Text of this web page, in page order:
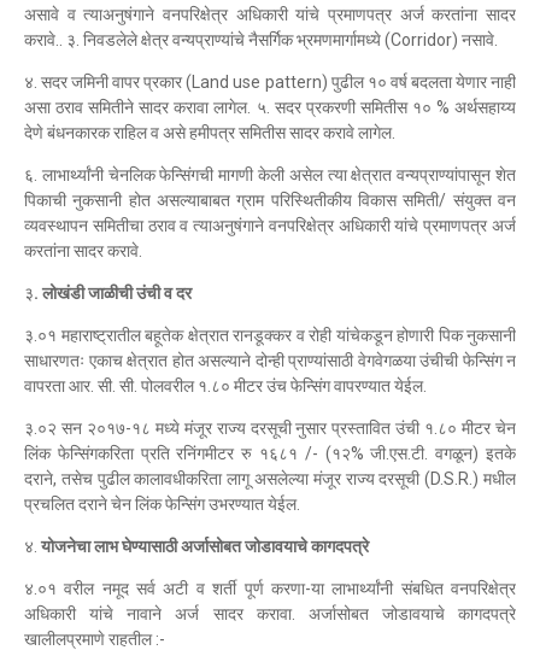
असावे व त्याअनुषंगाने वनपरिक्षेत्र अधिकारी यांचे प्रमाणपत्र अर्ज करतांना सादर
करावे.. ३. निवडलेले क्षेत्र वन्यप्राण्यांचे नैसर्गिक भ्रमणमार्गामध्ये (Corridor) नसावे.
४. सदर जमिनी वापर प्रकार (Land use pattern) पुढील १० वर्ष बदलता येणार नाही
असा ठराव समितीने सादर करावा लागेल. ५. सदर प्रकरणी समितीस १० % अर्थसहाय्य
देणे बंधनकारक राहिल व असे हमीपत्र समितीस सादर करावे लागेल.
६. लाभार्थ्यांनी चेनलिक फेन्सिंगची मागणी केली असेल त्या क्षेत्रात वन्यप्राण्यांपासून शेत
पिकाची नुकसानी होत असल्याबाबत ग्राम परिस्थितीकीय विकास समिती/ संयुक्त वन
व्यवस्थापन समितीचा ठराव व त्याअनुषंगाने वनपरिक्षेत्र अधिकारी यांचे प्रमाणपत्र अर्ज
करतांना सादर करावे.
३. लोखंडी जाळीची उंची व दर
३.०१ महाराष्ट्रातील बहूतेक क्षेत्रात रानडूक्कर व रोही यांचेकडून होणारी पिक नुकसानी
साधारणतः एकाच क्षेत्रात होत असल्याने दोन्ही प्राण्यांसाठी वेगवेगळया उंचीची फेन्सिंग न
वापरता आर. सी. सी. पोलवरील १.८० मीटर उंच फेन्सिंग वापरण्यात येईल.
३.०२ सन २०१७-१८ मध्ये मंजूर राज्य दरसूची नुसार प्रस्तावित उंची १.८० मीटर चेन
लिंक फेन्सिंगकरिता प्रति रनिंगमीटर रु १६८१ /- (१२% जी.एस.टी. वगळून) इतके
दराने, तसेच पुढील कालावधीकरिता लागू असलेल्या मंजूर राज्य दरसूची (D.S.R.) मधील
प्रचलित दराने चेन लिंक फेन्सिंग उभरण्यात येईल.
४. योजनेचा लाभ घेण्यासाठी अर्जासोबत जोडावयाचे कागदपत्रे
४.०१ वरील नमूद सर्व अटी व शर्ती पूर्ण करणा-या लाभार्थ्यांनी संबधित वनपरिक्षेत्र
अधिकारी यांचे नावाने अर्ज सादर करावा. अर्जासोबत जोडावयाचे कागदपत्रे
खालीलप्रमाणे राहतील :-